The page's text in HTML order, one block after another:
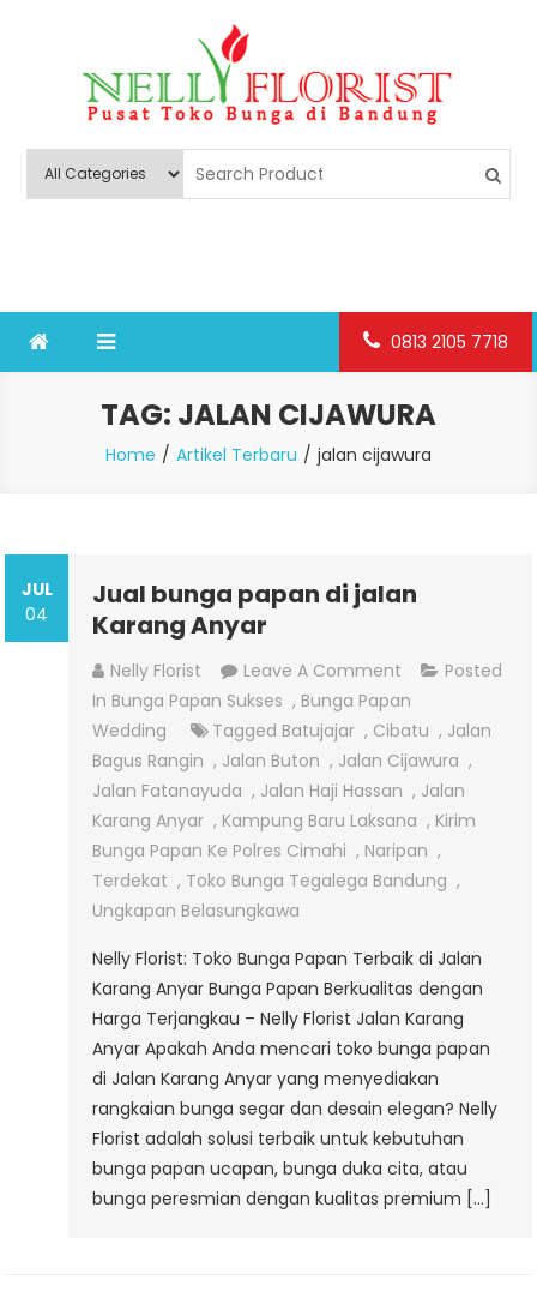
Nelly Florist Bandung
0813 2105 7718
TAG: JALAN CIJAWURA
Home Artikel Terbaru jalan cijawura
JUL
04
Jual bunga papan di jalan
Karang Anyar
Nelly Florist Leave A Comment On
Jual
Bunga
Papan
Di
Jalan
Karang
Anyar
Posted
In Bunga Papan Sukses , Bunga Papan
Wedding
Tagged Batujajar , Cibatu , Jalan
Bagus Rangin , Jalan Buton , Jalan Cijawura ,
Jalan Fatanayuda , Jalan Haji Hassan , Jalan
Karang Anyar , Kampung Baru Laksana , Kirim
Bunga Papan Ke Polres Cimahi , Naripan ,
Terdekat , Toko Bunga Tegalega Bandung ,
Ungkapan Belasungkawa
Nelly Florist: Toko Bunga Papan Terbaik di Jalan
Karang Anyar Bunga Papan Berkualitas dengan
Harga Terjangkau – Nelly Florist Jalan Karang
Anyar Apakah Anda mencari toko bunga papan
di Jalan Karang Anyar yang menyediakan
rangkaian bunga segar dan desain elegan? Nelly
Florist adalah solusi terbaik untuk kebutuhan
bunga papan ucapan, bunga duka cita, atau
bunga peresmian dengan kualitas premium […]